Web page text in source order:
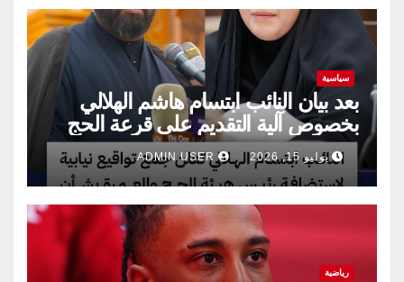
سياسية
بعد بيان النائب ابتسام هاشم الهلالي
بخصوص آلية التقديم على قرعة الحج
يوليو 15, 2026
رياضية